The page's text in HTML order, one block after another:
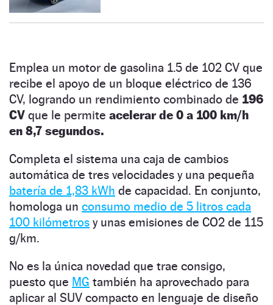
Emplea un motor de gasolina 1.5 de 102 CV que
recibe el apoyo de un bloque eléctrico de 136
CV, logrando un rendimiento combinado de 196
CV que le permite acelerar de 0 a 100 km/h
en 8,7 segundos.
Completa el sistema una caja de cambios
automática de tres velocidades y una pequeña
batería de 1,83 kWh de capacidad. En conjunto,
homologa un consumo medio de 5 litros cada
100 kilómetros y unas emisiones de CO2 de 115
g/km.
No es la única novedad que trae consigo,
puesto que MG también ha aprovechado para
aplicar al SUV compacto en lenguaje de diseño